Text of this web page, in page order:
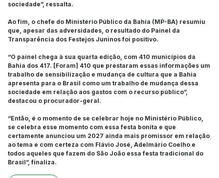
sociedade”, ressalta.
Ao fim, o chefe do Ministério Público da Bahia (MP-BA) resumiu
que, apesar das adversidades, o resultado do Painel da
Transparência dos Festejos Juninos foi positivo.
“O painel chega à sua quarta edição, com 410 municípios da
Bahia dos 417. [Foram] 410 que prestaram essas informações um
trabalho de sensibilização e mudança de cultura que a Bahia
apresenta para o Brasil como um trabalho de mudança dessa
sociedade em relação aos gastos com o recurso público”,
destacou o procurador-geral.
“Então, é o momento de se celebrar hoje no Ministério Público,
se celebra esse momento com essa festa bonita e que
certamente anunciou um 2027 ainda mais promissor em relação
ao tema e com certeza com Flávio José, Adelmário Coelho e
todos aqueles que fazem do São João essa festa tradicional do
Brasil”, finaliza.